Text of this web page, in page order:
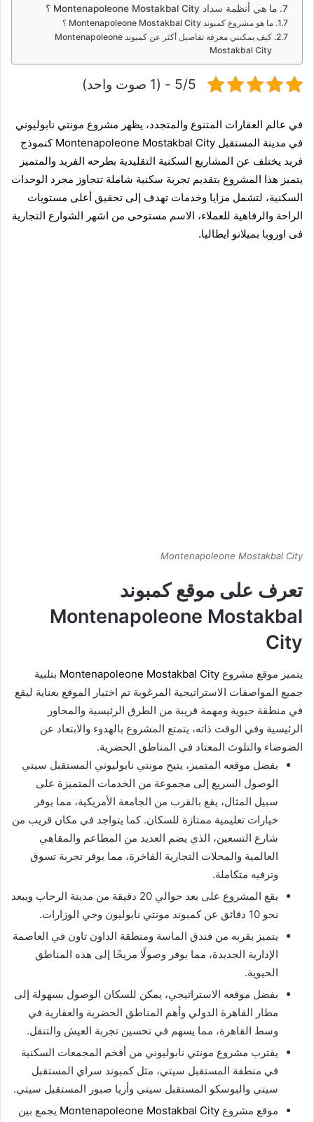
ما هي أنظمة سداد Montenapoleone Mostakbal City ؟
ما هو مشروع كمبوند Montenapoleone Mostakbal City ؟
كيف يمكنني معرفة تفاصيل أكثر عن كمبوند Montenapoleone
Mostakbal City
5/5 - (1 صوت واحد)
في عالم العقارات المتنوع والمتجدد، يظهر مشروع مونتي نابوليوني
في مدينة المستقبل
Montenapoleone Mostakbal City كنموذج
فريد يختلف عن المشاريع السكنية التقليدية بطرحه الفريد والمتميز
يتميز هذا المشروع بتقديم تجربة سكنية شاملة تتجاوز مجرد الوحدات
السكنية، لتشمل مزايا وخدمات تهدف إلى تحقيق أعلى مستويات
الراحة والرفاهية للعملاء، الاسم مستوحى من اشهر الشوارع التجارية
فى اوروبا بميلانو ايطاليا.
Montenapoleone Mostakbal City
تعرف على موقع كمبوند
Montenapoleone Mostakbal
City
يتميز موقع مشروع Montenapoleone Mostakbal City بتلبية
جميع المواصفات الاستراتيجية المرغوبة تم اختيار الموقع بعناية ليقع
في منطقة حيوية ومهمة قريبة من الطرق الرئيسية والمحاور
الرئيسية وفي الوقت ذاته، يتمتع المشروع بالهدوء والابتعاد عن
الضوضاء والتلوث المعتاد في المناطق الحضرية.
بفضل موقعه المتميز، يتيح مونتي نابوليوني المستقبل سيتي
الوصول السريع إلى مجموعة من الخدمات المتميزة على
سبيل المثال، يقع بالقرب من الجامعة الأمريكية، مما يوفر
خيارات تعليمية ممتازة للسكان. كما يتواجد في مكان قريب من
شارع التسعين، الذي يضم العديد من المطاعم والمقاهي
العالمية والمحلات التجارية الفاخرة، مما يوفر تجربة تسوق
وترفيه متكاملة.
يقع المشروع على بعد حوالي 20 دقيقة من مدينة الرحاب ويبعد
نحو 10 دقائق عن كمبوند مونتي نابوليون وحي الوزارات.
يتميز بقربه من فندق الماسة ومنطقة الداون تاون في العاصمة
الإدارية الجديدة، مما يوفر وصولًا مريحًا إلى هذه المناطق
الحيوية.
بفضل موقعه الاستراتيجي، يمكن للسكان الوصول بسهولة إلى
مطار القاهرة الدولي وأهم المناطق الحضرية والعقارية في
وسط القاهرة، مما يسهم في تحسين تجربة العيش والتنقل.
يقترب مشروع مونتي نابوليوني من أفخم المجمعات السكنية
في منطقة المستقبل سيتي، مثل كمبوند سراي المستقبل
سيتي والبوسكو المستقبل سيتي وأريا صبور المستقبل سيتي.
موقع مشروع Montenapoleone Mostakbal City يجمع بين